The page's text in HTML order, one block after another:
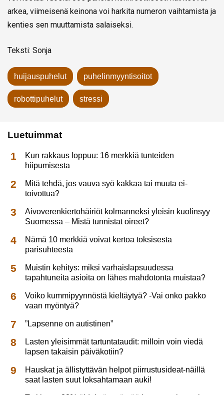
arkea, viimeisenä keinona voi harkita numeron vaihtamista ja
kenties sen muuttamista salaiseksi.
Teksti: Sonja
huijauspuhelut puhelinmyyntisoitot
robottipuhelut stressi
Luetuimmat
Kun rakkaus loppuu: 16 merkkiä tunteiden
hiipumisesta
Mitä tehdä, jos vauva syö kakkaa tai muuta ei-
toivottua?
Aivoverenkiertohäiriöt kolmanneksi yleisin kuolinsyy
Suomessa – Mistä tunnistat oireet?
Nämä 10 merkkiä voivat kertoa toksisesta
parisuhteesta
Muistin kehitys: miksi varhaislapsuudessa
tapahtuneita asioita on lähes mahdotonta muistaa?
Voiko kummipyynnöstä kieltäytyä? -Vai onko pakko
vaan myöntyä?
”Lapsenne on autistinen”
Lasten yleisimmät tartuntataudit: milloin voin viedä
lapsen takaisin päiväkotiin?
Hauskat ja ällistyttävän helpot piirrustusideat-näillä
saat lasten suut loksahtamaan auki!